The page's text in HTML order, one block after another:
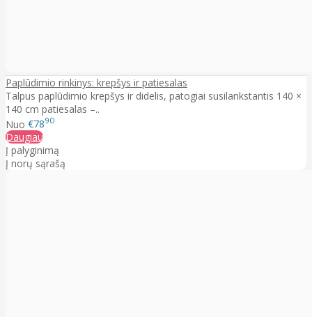
Paplūdimio rinkinys: krepšys ir patiesalas
Talpus paplūdimio krepšys ir didelis, patogiai susilankstantis 140 ×
140 cm patiesalas –..
Nuo €7890
Daugiau
Į palyginimą
Į norų sąrašą